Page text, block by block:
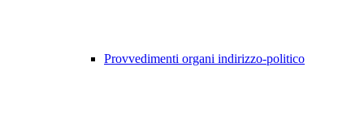
Provvedimenti organi indirizzo-politico